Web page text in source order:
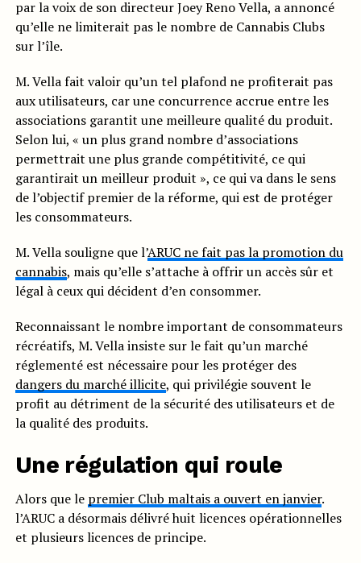
par la voix de son directeur Joey Reno Vella, a annoncé
qu’elle ne limiterait pas le nombre de Cannabis Clubs
sur l’île.
M. Vella fait valoir qu’un tel plafond ne profiterait pas
aux utilisateurs, car une concurrence accrue entre les
associations garantit une meilleure qualité du produit.
Selon lui, « un plus grand nombre d’associations
permettrait une plus grande compétitivité, ce qui
garantirait un meilleur produit », ce qui va dans le sens
de l’objectif premier de la réforme, qui est de protéger
les consommateurs.
M. Vella souligne que l’ARUC ne fait pas la promotion du
cannabis, mais qu’elle s’attache à offrir un accès sûr et
légal à ceux qui décident d’en consommer.
Reconnaissant le nombre important de consommateurs
récréatifs, M. Vella insiste sur le fait qu’un marché
réglementé est nécessaire pour les protéger des
dangers du marché illicite, qui privilégie souvent le
profit au détriment de la sécurité des utilisateurs et de
la qualité des produits.
Une régulation qui roule
Alors que le premier Club maltais a ouvert en janvier.
l’ARUC a désormais délivré huit licences opérationnelles
et plusieurs licences de principe.